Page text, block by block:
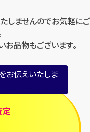
しませんのでお気軽にご
品物もございます。
お伝えいたしま
定